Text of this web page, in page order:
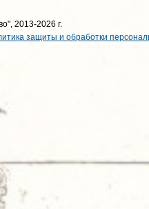
2013-2026 г.
защиты и обработки